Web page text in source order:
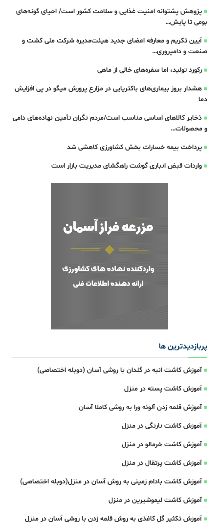
پژوهش پشتوانه امنیت غذایی و سلامت کشور است/ احیای گونه‌های
بومی تا پایش…
آیین تکریم و معارفه اعضای جدید هیئت‌مدیره شرکت ملی کشت و
صنعت و دامپروری…
رکورد تولید، اما سفره‌های خالی از ماهی
هشدار بروز بیماری‌های باکتریایی در مزارع پرورش میگو در پی افزایش
دما
ذخایر کالاهای اساسی مناسب است/مردم نگران تأمین نهاده‌های دامی
و محصولات…
پرداخت بیمه خسارات بخش کشاورزی کاهشی شد
واردات قبض‌ انباری گوشت راهگشای مدیریت بازار است
پربازدیدترین ها
آموزش کاشت انبه در گلدان با روشی آسان (دوبله اختصاصی)
آموزش کاشت پسته در منزل
آموزش قلمه زدن آلوئه ورا به روشی کاملا آسان
آموزش کاشت نارنگی در منزل
آموزش کاشت خرمالو در منزل
آموزش کاشت پرتقال در منزل
آموزش کاشت بادام زمینی به روش آسان در منزل(دوبله اختصاصی)
آموزش کاشت لیموشیرین در منزل
آموزش تکثیر گل کاغذی به روش قلمه زدن با روشی آسان در منزل